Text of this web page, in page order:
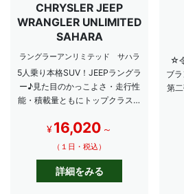
CHRYSLER JEEP
WRANGLER UNLIMITED
SAHARA
ラングラーアンリミテッド サハラ
5人乗り本格SUV！JEEPラングラ
ー♪見た目のかっこよさ・走行性
能・積載量ともにトップクラス！
す！
¥16,020 ～
（１日・税込）
詳細をみる
☆
ブ
第